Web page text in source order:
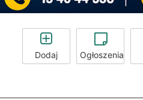
Dodaj Ogłoszenia